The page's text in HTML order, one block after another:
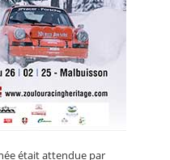
était attendue par